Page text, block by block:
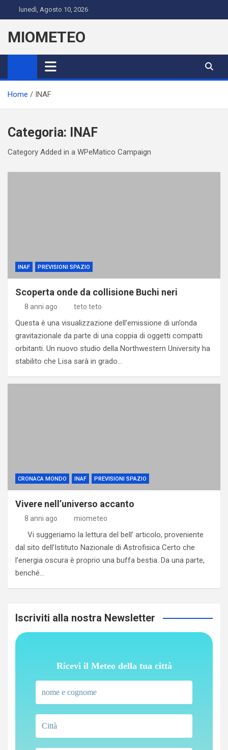
to
content
lunedì, Agosto 10, 2026
MIOMETEO
Home INAF
Categoria: INAF
Category Added in a WPeMatico Campaign
INAF PREVISIONI SPAZIO
Scoperta onde da collisione Buchi neri
8 anni ago teto teto
Questa è una visualizzazione dell’emissione di un’onda
gravitazionale da parte di una coppia di oggetti compatti
orbitanti. Un nuovo studio della Northwestern University ha
stabilito che Lisa sarà in grado…
CRONACA MONDO INAF PREVISIONI SPAZIO
Vivere nell’universo accanto
8 anni ago miometeo
Vi suggeriamo la lettura del bell’ articolo, proveniente
dal sito dell’Istituto Nazionale di Astrofisica Certo che
l’energia oscura è proprio una buffa bestia. Da una parte,
benché…
Iscriviti alla nostra Newsletter
Ricevi il Meteo della tua città